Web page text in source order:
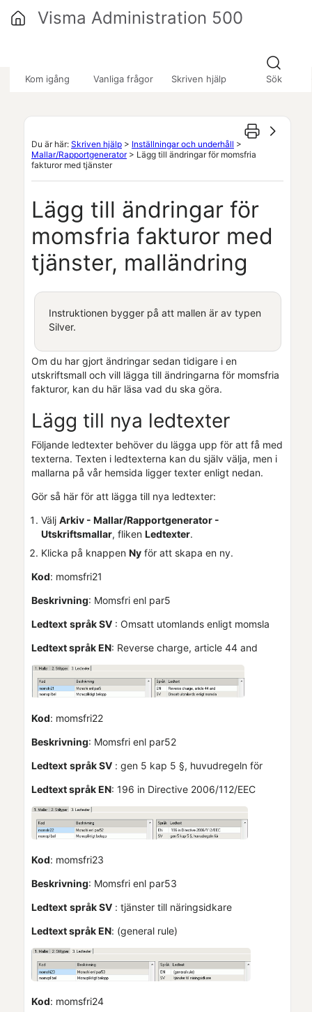
Kom igång Vanliga frågor Skriven hjälp Sök
Visma Administration 500
Du är här: Skriven hjälp > Inställningar och underhåll >
Mallar/Rapportgenerator> Lägg till ändringar för momsfria
fakturor med tjänster
Lägg till ändringar för
momsfria fakturor med
tjänster, malländring
Instruktionen bygger på att mallen är av typen
Silver.
Om du har gjort ändringar sedan tidigare i en
utskriftsmall och vill lägga till ändringarna för momsfria
fakturor, kan du här läsa vad du ska göra.
Lägg till nya ledtexter
Följande ledtexter behöver du lägga upp för att få med
texterna. Texten i ledtexterna kan du själv välja, men i
mallarna på vår hemsida ligger texter enligt nedan.
Gör så här för att lägga till nya ledtexter:
Välj Arkiv - Mallar/Rapportgenerator -
Utskriftsmallar, fliken Ledtexter.
Klicka på knappen Ny för att skapa en ny.
Kod: momsfri21
Beskrivning: Momsfri enl par5
Ledtext språk SV : Omsatt utomlands enligt momsla
Ledtext språk EN: Reverse charge, article 44 and
Kod: momsfri22
Beskrivning: Momsfri enl par52
Ledtext språk SV : gen 5 kap 5 §, huvudregeln för
Ledtext språk EN: 196 in Directive 2006/112/EEC
Kod: momsfri23
Beskrivning: Momsfri enl par53
Ledtext språk SV : tjänster till näringsidkare
Ledtext språk EN: (general rule)
Kod: momsfri24